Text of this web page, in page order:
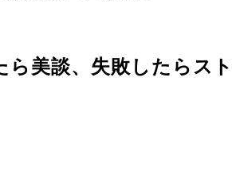
美談、失敗したらス